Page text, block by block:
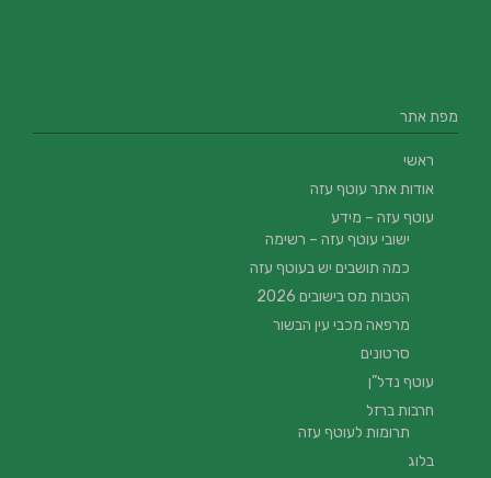
מפת אתר
ראשי
אודות אתר עוטף עזה
עוטף עזה – מידע
ישובי עוטף עזה – רשימה
כמה תושבים יש בעוטף עזה
הטבות מס בישובים 2026
מרפאה מכבי עין הבשור
סרטונים
עוטף נדל”ן
חרבות ברזל
תרומות לעוטף עזה
בלוג